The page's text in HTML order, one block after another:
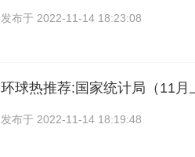
发布于 2022-11-14 18:23:08
环球热推荐:国家统计局（11月
发布于 2022-11-14 18:19:48